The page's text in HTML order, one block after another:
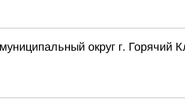
округ г. Горячий